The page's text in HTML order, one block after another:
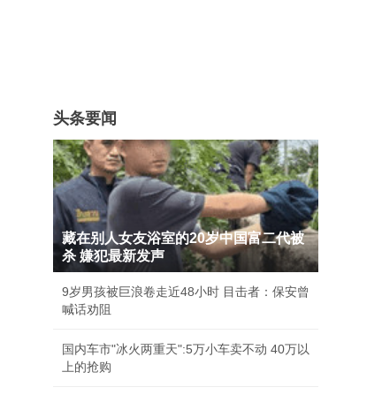
头条要闻
藏在别人女友浴室的20岁中国富二代被
杀 嫌犯最新发声
9岁男孩被巨浪卷走近48小时 目击者：保安曾
喊话劝阻
国内车市"冰火两重天":5万小车卖不动 40万以
上的抢购